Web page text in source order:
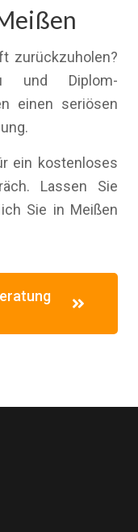
zurückzuholen?
und Diplom-
einen seriösen
ein kostenloses
Lassen Sie
Sie in Meißen